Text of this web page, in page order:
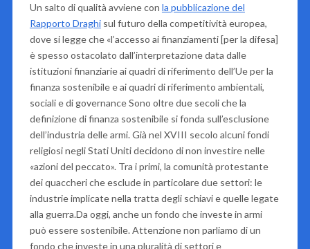
Un salto di qualità avviene con la pubblicazione del
Rapporto Draghisul futuro della competitività europea,
dove si legge che «l’accesso ai finanziamenti [per la difesa]
è spesso ostacolato dall’interpretazione data dalle
istituzioni finanziarie ai quadri di riferimento dell’Ue per la
finanza sostenibile e ai quadri di riferimento ambientali,
sociali e di governance Sono oltre due secoli che la
definizione di finanza sostenibile si fonda sull’esclusione
dell’industria delle armi. Già nel XVIII secolo alcuni fondi
religiosi negli Stati Uniti decidono di non investire nelle
«azioni del peccato». Tra i primi, la comunità protestante
dei quaccheri che esclude in particolare due settori: le
industrie implicate nella tratta degli schiavi e quelle legate
alla guerra.Da oggi, anche un fondo che investe in armi
può essere sostenibile. Attenzione non parliamo di un
fondo che investe in una pluralità di settori e